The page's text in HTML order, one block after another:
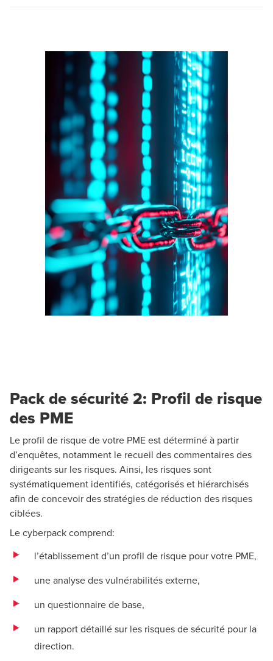
Pack de sécurité 2: Profil de risque
des PME
Le profil de risque de votre PME est déterminé à partir
d’enquêtes, notamment le recueil des commentaires des
dirigeants sur les risques. Ainsi, les risques sont
systématiquement identifiés, catégorisés et hiérarchisés
afin de concevoir des stratégies de réduction des risques
ciblées.
Le cyberpack comprend:
l’établissement d’un profil de risque pour votre PME,
une analyse des vulnérabilités externe,
un questionnaire de base,
un rapport détaillé sur les risques de sécurité pour la
direction.